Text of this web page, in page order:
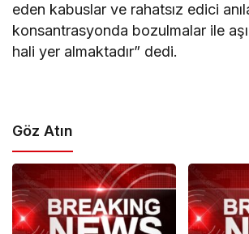
eden kabuslar ve rahatsız edici
konsantrasyonda bozulmalar ile
hali yer almaktadır” dedi.
Göz Atın